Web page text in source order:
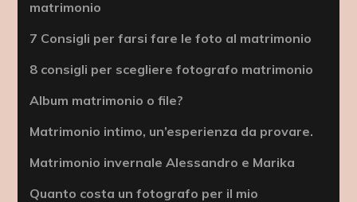
matrimonio
7 Consigli per farsi fare le foto al matrimonio
8 consigli per scegliere fotografo matrimonio
Album matrimonio o file?
Matrimonio intimo, un’esperienza da provare.
Matrimonio invernale Alessandro e Marika
Quanto costa un fotografo per il mio